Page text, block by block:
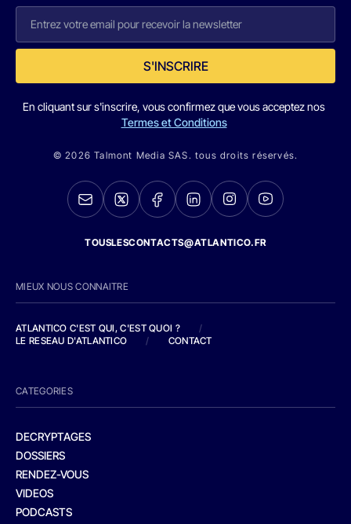
S'INSCRIRE
En cliquant sur s'inscrire, vous confirmez que vous acceptez nos
Termes et Conditions
© 2026 Talmont Media SAS. tous droits réservés.
TOUSLESCONTACTS@ATLANTICO.FR
MIEUX NOUS CONNAITRE
ATLANTICO C'EST QUI, C'EST QUOI ?
/
LE RESEAU D'ATLANTICO
/ CONTACT
CATEGORIES
DECRYPTAGES
DOSSIERS
RENDEZ-VOUS
VIDEOS
PODCASTS